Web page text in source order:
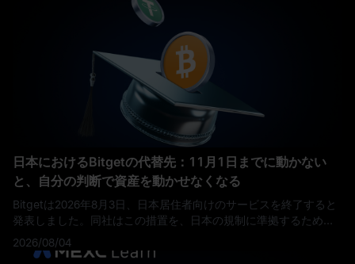
せん。そのため、支払う手数料よりも、どのネッ
日本におけるBitgetの代替先：11月1日までに動かない
と、自分の判断で資産を動かせなくなる
Bitgetは2026年8月3日、日本居住者向けのサービスを終了すると
発表しました。同社はこの措置を、日本の規制に準拠するための
取り組みの一環と説明しています。 日本からの新規登録は同日付
で停止され、対象となるアカウントは2026年11月1日にクローズ
2026/08/04